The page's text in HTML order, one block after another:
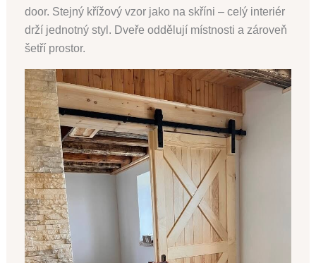
door. Stejný křížový vzor jako na skříni – celý interiér
drží jednotný styl. Dveře oddělují místnosti a zároveň
šetří prostor.